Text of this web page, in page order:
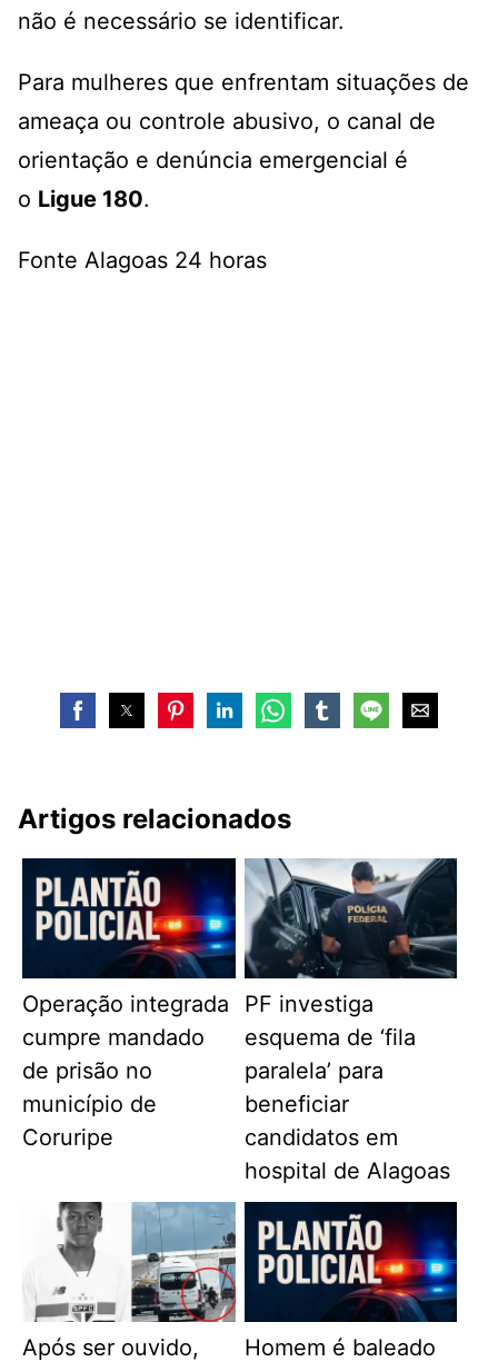
não é necessário se identificar.
Para mulheres que enfrentam situações de
ameaça ou controle abusivo, o canal de
orientação e denúncia emergencial é
o Ligue 180.
Fonte Alagoas 24 horas
Artigos relacionados
Operação integrada
cumpre mandado
de prisão no
município de
Coruripe
PF investiga
esquema de ‘fila
paralela’ para
beneficiar
candidatos em
hospital de Alagoas
Após ser ouvido,
Homem é baleado